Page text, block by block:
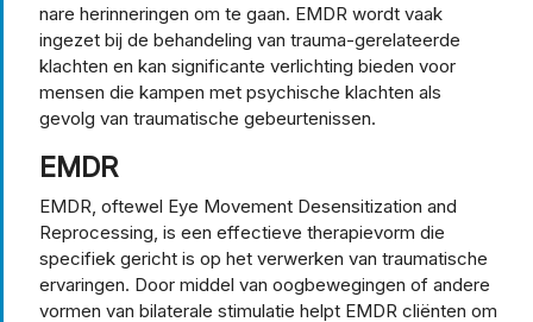
nare herinneringen om te gaan. EMDR wordt vaak
ingezet bij de behandeling van trauma-gerelateerde
klachten en kan significante verlichting bieden voor
mensen die kampen met psychische klachten als
gevolg van traumatische gebeurtenissen.
EMDR
EMDR, oftewel Eye Movement Desensitization and
Reprocessing, is een effectieve therapievorm die
specifiek gericht is op het verwerken van traumatische
ervaringen. Door middel van oogbewegingen of andere
vormen van bilaterale stimulatie helpt EMDR cliënten om